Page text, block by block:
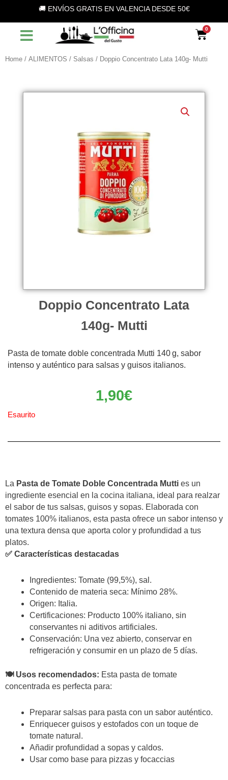
contenuto
🚚 ENVÍOS GRATIS EN VALENCIA DESDE 50€
Home / ALIMENTOS / Salsas / Doppio Concentrato Lata 140g- Mutti
Doppio Concentrato Lata
140g- Mutti
Pasta de tomate doble concentrada Mutti 140 g, sabor
intenso y auténtico para salsas y guisos italianos.
1,90€
Esaurito
La Pasta de Tomate Doble Concentrada Mutti es un
ingrediente esencial en la cocina italiana, ideal para realzar
el sabor de tus salsas, guisos y sopas. Elaborada con
tomates 100% italianos, esta pasta ofrece un sabor intenso y
una textura densa que aporta color y profundidad a tus
platos.
✅ Características destacadas
Ingredientes: Tomate (99,5%), sal.
Contenido de materia seca: Mínimo 28%.
Origen: Italia.
Certificaciones: Producto 100% italiano, sin
conservantes ni aditivos artificiales.
Conservación: Una vez abierto, conservar en
refrigeración y consumir en un plazo de 5 días.
🍽️ Usos recomendados: Esta pasta de tomate
concentrada es perfecta para:
Preparar salsas para pasta con un sabor auténtico.
Enriquecer guisos y estofados con un toque de
tomate natural.
Añadir profundidad a sopas y caldos.
Usar como base para pizzas y focaccias